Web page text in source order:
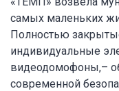
самых маленьких
Полностью
индивидуальные
видеодомофоны,–
современной